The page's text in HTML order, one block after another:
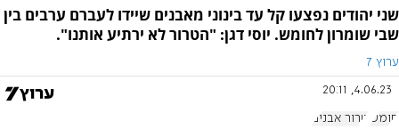
שני יהודים נפצעו קל עד בינוני מאבנים שיידו לעברם ערבים בין
שבי שומרון לחומש. יוסי דגן: "הטרור לא ירתיע אותנו".
ערוץ 7
4.06.23, 20:11
חומש טרור אבנים